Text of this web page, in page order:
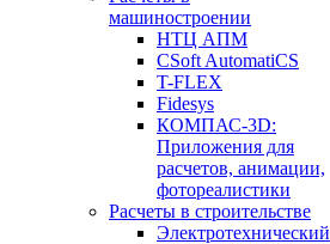
машиностроении
НТЦ АПМ
CSoft AutomatiCS
T-FLEX
Fidesys
КОМПАС-3D:
Приложения для
расчетов, анимации,
фотореалистики
Расчеты в строительстве
Электротехнический